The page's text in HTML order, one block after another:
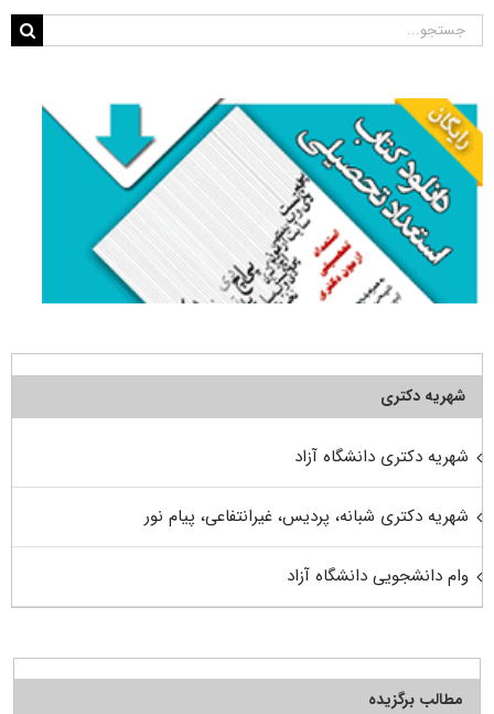
جستجو
شهریه دکتری
شهریه دکتری دانشگاه آزاد
شهریه دکتری شبانه، پردیس، غیرانتفاعی، پیام نور
وام دانشجویی دانشگاه آزاد
مطالب برگزیده